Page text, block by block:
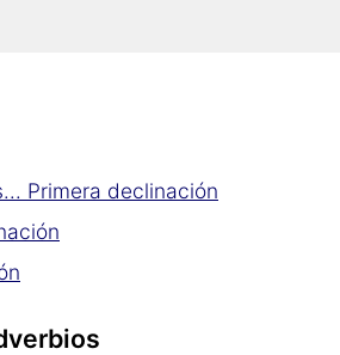
Primera declinación